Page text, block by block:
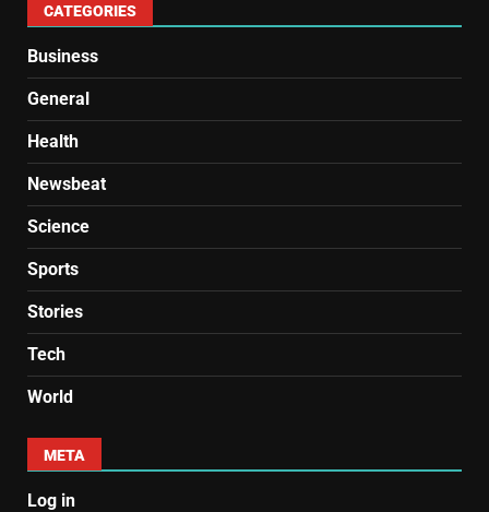
CATEGORIES
Business
General
Health
Newsbeat
Science
Sports
Stories
Tech
World
META
Log in